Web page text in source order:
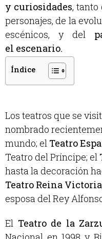
y curiosidades, tanto
personajes, de la
escénicos, y del
el escenario.
Índice
Los teatros que se
nombrado
mundo; el Teatro
Teatro del Príncipe; el
hasta la decoración
Teatro Reina Victoria
esposa del Rey
El Teatro de la